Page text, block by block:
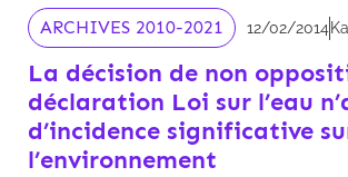
ARCHIVES 2010-2021 12/02/2014
La décision de non
déclaration Loi sur l’eau
d’incidence significative
l’environnement